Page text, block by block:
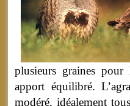
plusieurs graines
apport équilibré.
modéré, idéalement